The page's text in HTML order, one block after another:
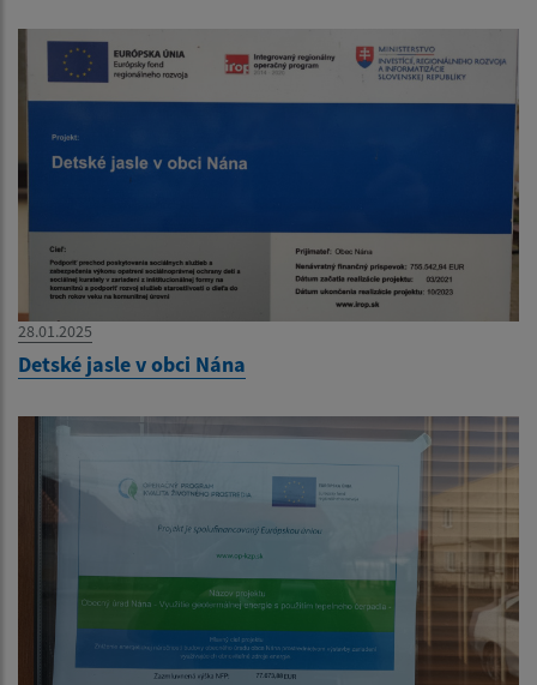
28.01.2025
Detské jasle v obci Nána